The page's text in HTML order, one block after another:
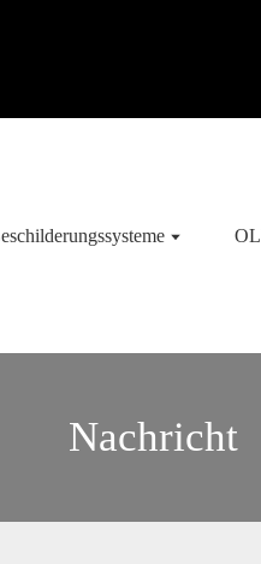
Nachricht